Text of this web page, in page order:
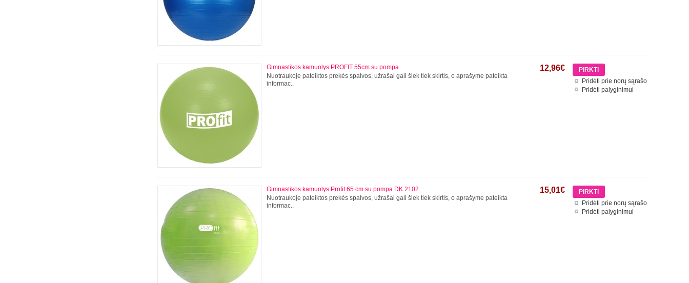
Pridėti prie norų sąrašo
Pridėti palyginimui
12,96€
Gimnastikos kamuolys PROFIT 55cm su pompa
Nuotraukoje pateiktos prekės spalvos, užrašai gali šiek tiek skirtis, o aprašyme pateikta
informac..
Pridėti prie norų sąrašo
Pridėti palyginimui
15,01€
Gimnastikos kamuolys Profit 65 cm su pompa DK 2102
Nuotraukoje pateiktos prekės spalvos, užrašai gali šiek tiek skirtis, o aprašyme pateikta
informac..